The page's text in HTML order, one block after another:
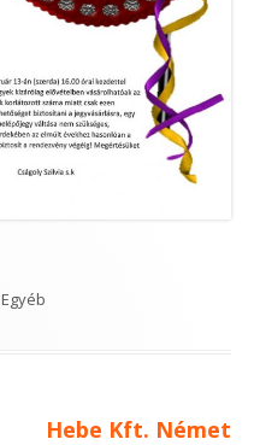
Categories
Egyéb
Next
Hebe Kft. Német